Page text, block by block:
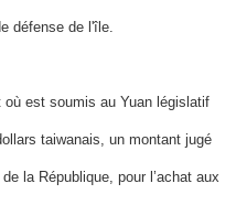
défense de l'île.
est soumis au Yuan législatif
taiwanais, un montant jugé
la République, pour l’achat aux